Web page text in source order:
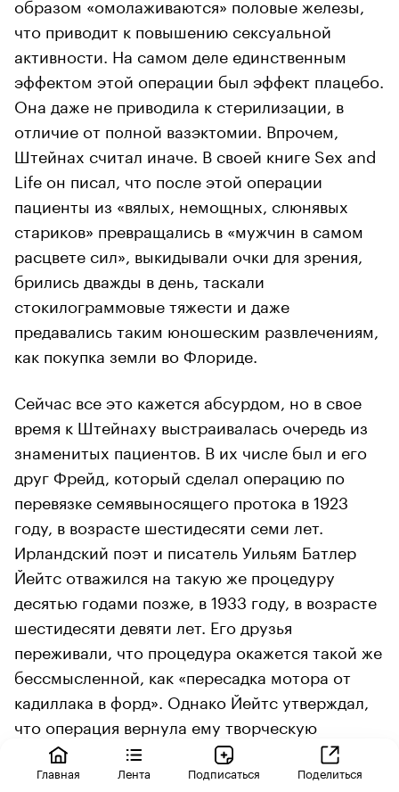
что приводит к повышению сексуальной
активности. На самом деле единственным
эффектом этой операции был эффект плацебо.
Она даже не приводила к стерилизации, в
отличие от полной вазэктомии. Впрочем,
Штейнах считал иначе. В своей книге Sex and
Life он писал, что после этой операции
пациенты из «вялых, немощных, слюнявых
стариков» превращались в «мужчин в самом
расцвете сил», выкидывали очки для зрения,
брились дважды в день, таскали
стокилограммовые тяжести и даже
предавались таким юношеским развлечениям,
как покупка земли во Флориде.
Сейчас все это кажется абсурдом, но в свое
время к Штейнаху выстраивалась очередь из
знаменитых пациентов. В их числе был и его
друг Фрейд, который сделал операцию по
перевязке семявыносящего протока в 1923
году, в возрасте шестидесяти семи лет.
Ирландский поэт и писатель Уильям Батлер
Йейтс отважился на такую же процедуру
десятью годами позже, в 1933 году, в возрасте
шестидесяти девяти лет. Его друзья
переживали, что процедура окажется такой же
бессмысленной, как «пересадка мотора от
кадиллака в форд». Однако Йейтс утверждал,
что операция вернула ему творческую
энергию и подарила «второй пубертат», а
ирландские газеты прозвали его «стариком с
Главная Лента Подписаться Поделиться